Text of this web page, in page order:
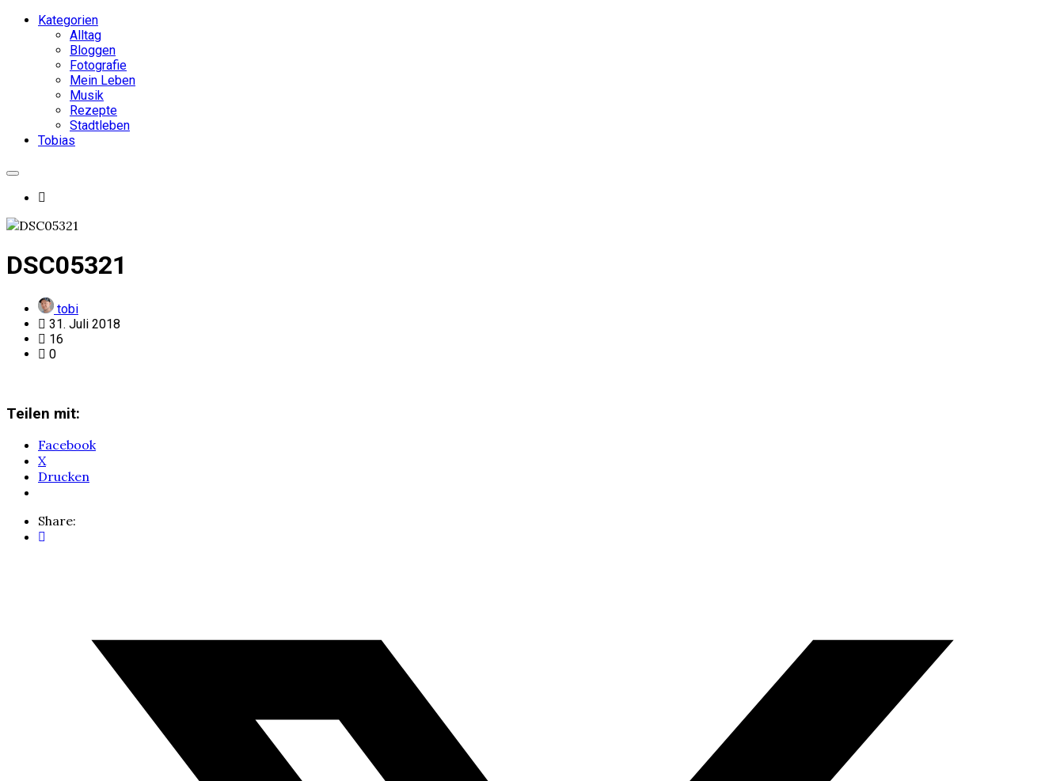
Kategorien
Alltag
Bloggen
Fotografie
Mein Leben
Musik
Rezepte
Stadtleben
Tobias
DSC05321
tobi
31. Juli 2018
16
0
Teilen mit:
Facebook
X
Drucken
Share: